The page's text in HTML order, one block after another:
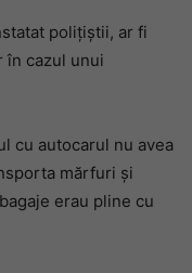
polițiștii, ar fi
în cazul unui
cu autocarul nu avea
mărfuri și
erau pline cu